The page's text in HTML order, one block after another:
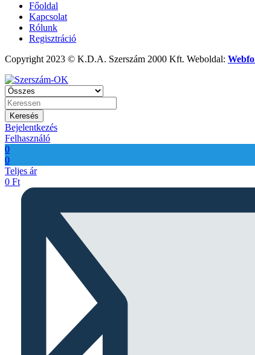
Főoldal
Kapcsolat
Rólunk
Regisztráció
Copyright 2023 © K.D.A. Szerszám 2000 Kft. Weboldal:
Keresés
Bejelentkezés
Felhasználó
0
0
Teljes ár
0 Ft